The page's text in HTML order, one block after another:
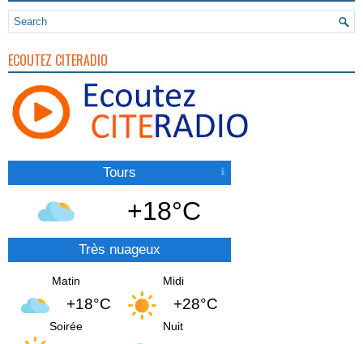
ECOUTEZ CITERADIO
Tours
+18°C
Très nuageux
Matin
+18°C
Midi
+28°C
Soirée Nuit